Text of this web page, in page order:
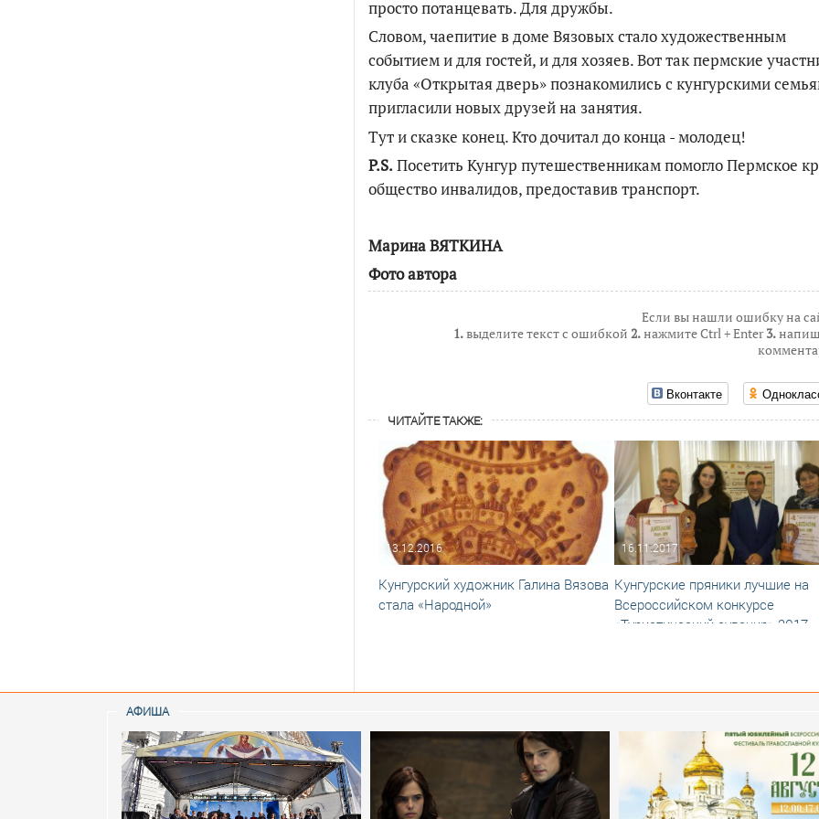
просто потанцевать. Для дружбы.
Словом, чаепитие в доме Вязовых стало художественным
событием и для гостей, и для хозяев. Вот так пермские
клуба «Открытая дверь» познакомились с кунгурскими
пригласили новых друзей на занятия.
Тут и сказке конец. Кто дочитал до конца - молодец!
P.S.Посетить Кунгур путешественникам помогло Пермское
общество инвалидов, предоставив транспорт.
Марина ВЯТКИНА
Фото автора
Если вы нашли ошибку на
1.выделите текст с ошибкой 2.нажмите Ctrl + Enter3.
Вконтакте
ЧИТАЙТЕ ТАКЖЕ:
13.12.2016
Кунгурский художник Галина Вязова
стала «Народной»
16.11.2017
Кунгурские пряники лучшие на
Всероссийском конкурсе
«Туристический сувенир» 2017
АФИША